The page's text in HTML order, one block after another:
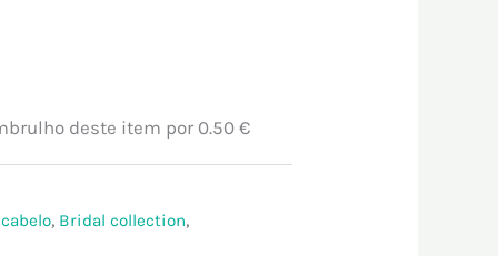
deste item por 0.50 €
, Bridal collection,